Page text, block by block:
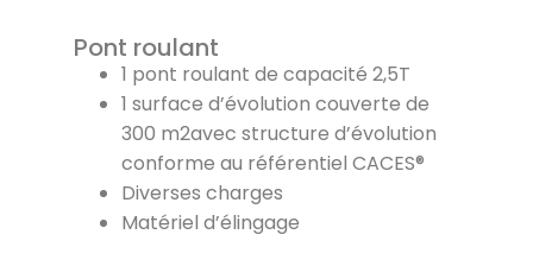
Pont roulant
1 pont roulant de capacité 2,5T
1 surface d’évolution couverte de
300 m2avec structure d’évolution
conforme au référentiel CACES®
Diverses charges
Matériel d’élingage